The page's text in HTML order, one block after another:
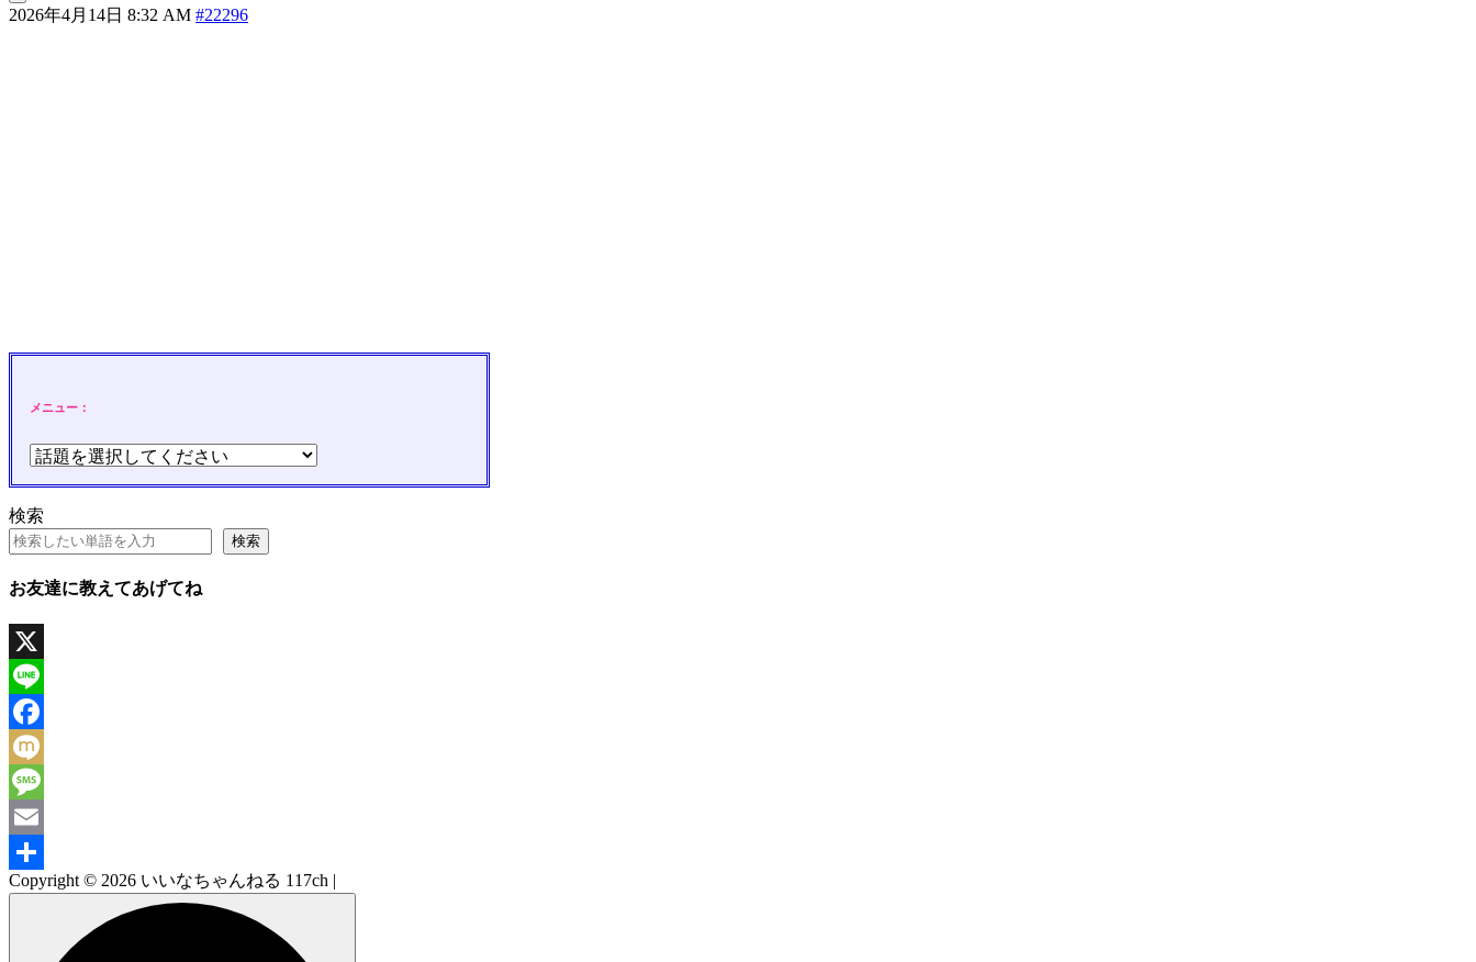
2026年4月14日 8:32 AM #22296
メニュー：
検索
検索
お友達に教えてあげてね
X
Line
Facebook
Mixi
Message
Email
共
Copyright © 2026 いいなちゃんねる 117ch |